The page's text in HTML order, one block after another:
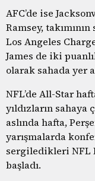
AFC’de ise
Ramsey,
Los Angeles
James de iki
olarak sahada yer
NFL’de All-Star
yıldızların sahaya
aslında hafta,
yarışmalarda
sergiledikleri NFL
başladı.